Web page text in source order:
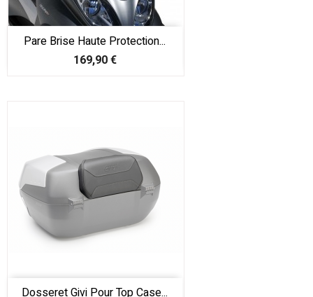
Pare Brise Haute Protection...
Prix
169,90 €
Dosseret Givi Pour Top Case...